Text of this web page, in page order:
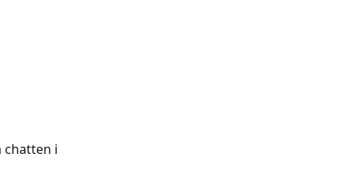
chatten i